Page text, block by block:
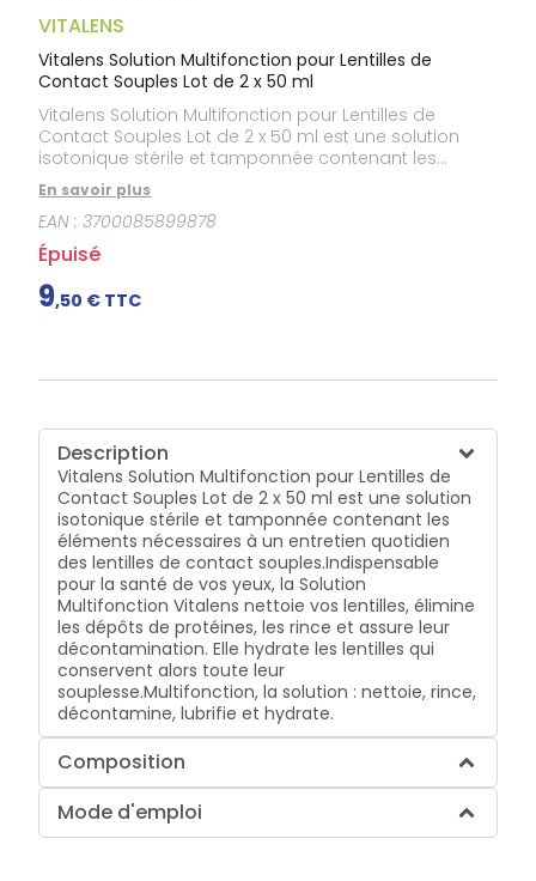
Gencives
Hygiène
bucco-
dentaire
VITALENS
Vitalens Solution Multifonction pour Lentilles de
Contact Souples Lot de 2 x 50 ml
Vitalens Solution Multifonction pour Lentilles de
Contact Souples Lot de 2 x 50 ml est une solution
isotonique stérile et tamponnée contenant les
éléments nécessaires à un entretien quotidien des
lentilles de contact souples.Indispensable pour la
santé de vos yeux, la Solution Multifonction Vitalens
nettoie vos lentilles, élimine les dépôts de protéines,
les rince et assure leur décontamination. Elle hydrate
les lentilles qui conservent alors toute leur
souplesse.Multifonction, la solution : nettoie, rince,
En savoir plus
EAN :3700085899878
Épuisé
9,50 € TTC
Description
Vitalens Solution Multifonction pour Lentilles de
Contact Souples Lot de 2 x 50 ml est une solution
isotonique stérile et tamponnée contenant les
éléments nécessaires à un entretien quotidien
des lentilles de contact souples.Indispensable
pour la santé de vos yeux, la Solution
Multifonction Vitalens nettoie vos lentilles, élimine
les dépôts de protéines, les rince et assure leur
décontamination. Elle hydrate les lentilles qui
conservent alors toute leur
souplesse.Multifonction, la solution : nettoie, rince,
décontamine, lubrifie et hydrate.
Composition
Mode d'emploi